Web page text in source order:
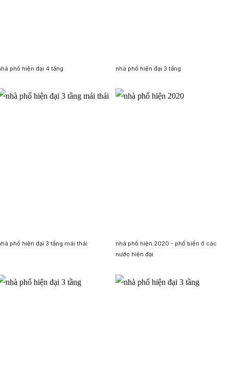
phố hiện đại 4 tầng nhà phố hiện đại 3 tầng
phố hiện đại 3 tầng mái thái
nhà phố hiện 2020 - phổ biến ở các
nước hiện đại